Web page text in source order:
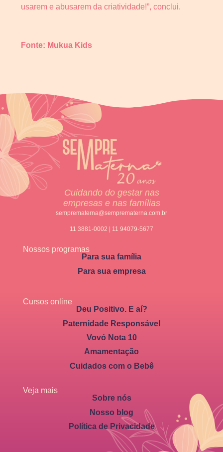
usarem e abusarem da criatividade!”, conclui.
Fonte: Mukua Kids
Cuidando do gestar nas
empresas e nas famílias
semprematerna@semprematerna.com.br
11 3881-0002 | 11 94079-5677
Nossos programas
Para sua família
Para sua empresa
Cursos online
Deu Positivo. E aí?
Paternidade Responsável
Vovó Nota 10
Amamentação
Cuidados com o Bebê
Veja mais
Sobre nós
Nosso blog
Política de Privacidade